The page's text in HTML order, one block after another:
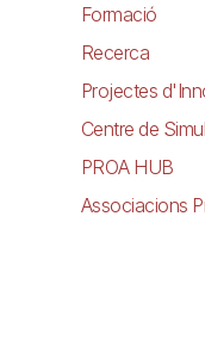
Formació
Recerca
Projectes
Centre de
PROA HUB
Associacions